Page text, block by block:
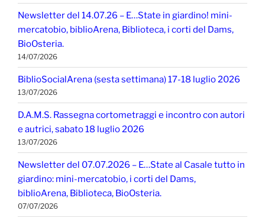
Newsletter del 14.07.26 – E…State in giardino! mini-
mercatobio, biblioArena, Biblioteca, i corti del Dams,
BioOsteria.
14/07/2026
BiblioSocialArena (sesta settimana) 17-18 luglio 2026
13/07/2026
D.A.M.S. Rassegna cortometraggi e incontro con autori
e autrici, sabato 18 luglio 2026
13/07/2026
Newsletter del 07.07.2026 – E…State al Casale tutto in
giardino: mini-mercatobio, i corti del Dams,
biblioArena, Biblioteca, BioOsteria.
07/07/2026